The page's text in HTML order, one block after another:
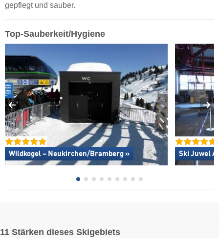
gepflegt und sauber.
Top-Sauberkeit/Hygiene
Wildkogel – Neukirchen/​Bramberg » Ski Juwel
11 Stärken dieses Skigebiets